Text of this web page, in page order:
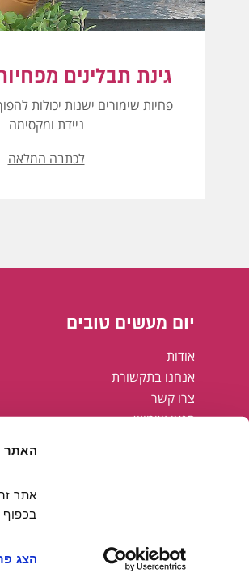
האתר
בכפוף
הצג
גינת תבלינים
פחיות שימורים ישנות יכולות
ניידת ומקסימה
לכתבה המלאה
יום מעשים טובים
אודות
אנחנו בתקשורת
צרו קשר
תנאי שימוש
FAMING#